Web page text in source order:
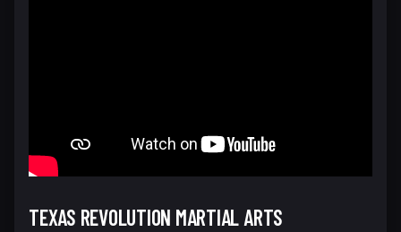
TEXAS REVOLUTION MARTIAL ARTS